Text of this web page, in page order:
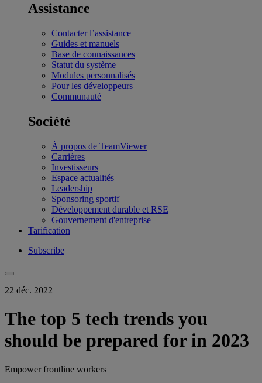
Assistance
Contacter l’assistance
Guides et manuels
Base de connaissances
Statut du système
Modules personnalisés
Pour les développeurs
Communauté
Société
À propos de TeamViewer
Carrières
Investisseurs
Espace actualités
Leadership
Sponsoring sportif
Développement durable et RSE
Gouvernement d'entreprise
Tarification
Subscribe
22 déc. 2022
The top 5 tech trends you
should be prepared for in 2023
Empower frontline workers